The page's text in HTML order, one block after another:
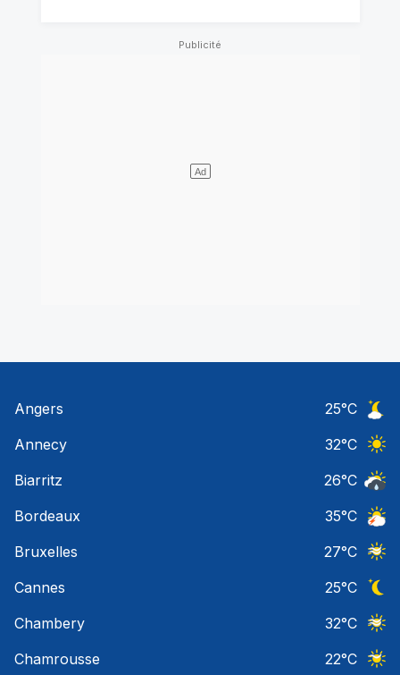
Angers 25°C
Annecy
32°C
Biarritz
26°C
Bordeaux
35°C
Bruxelles
27°C
Cannes
25°C
Chambery
32°C
Chamrousse
22°C